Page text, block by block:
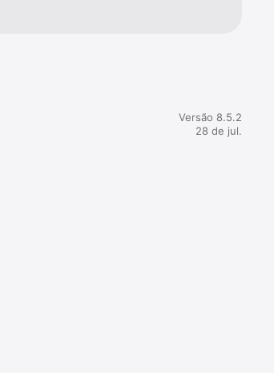
Versão 8.5.2
28 de jul.